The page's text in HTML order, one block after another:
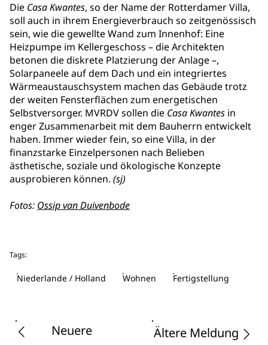
Die Casa Kwantes, so der Name der Rotterdamer Villa,
soll auch in ihrem Energieverbrauch so zeitgenössisch
sein, wie die gewellte Wand zum Innenhof: Eine
Heizpumpe im Kellergeschoss – die Architekten
betonen die diskrete Platzierung der Anlage –,
Solarpaneele auf dem Dach und ein integriertes
Wärmeaustauschsystem machen das Gebäude trotz
der weiten Fensterflächen zum energetischen
Selbstversorger. MVRDV sollen die Casa Kwantes in
enger Zusammenarbeit mit dem Bauherrn entwickelt
haben. Immer wieder fein, so eine Villa, in der
finanzstarke Einzelpersonen nach Belieben
ästhetische, soziale und ökologische Konzepte
ausprobieren können. (sj)
Fotos: Ossip van Duivenbode
Tags:
Niederlande / Holland Wohnen Fertigstellung
Neuere
Ältere Meldung